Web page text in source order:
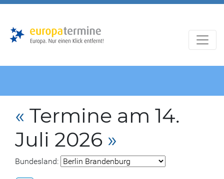
« Termine am 14.
Juli 2026 »
Bundesland: